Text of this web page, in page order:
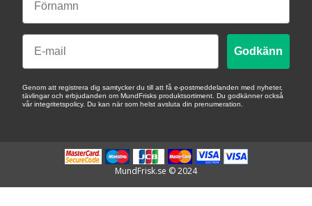
Email
Godkänn
Genom att registrera dig samtycker du till att få e-postmeddelanden med nyheter,
tävlingar och erbjudanden om MundFrisks produktsortiment. Du godkänner också
vår integritetspolicy. Du kan när som helst avsluta din prenumeration.
MundFrisk.se © 2024